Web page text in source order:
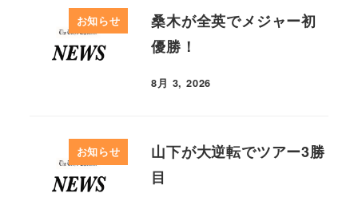
お知らせ
桑木が全英でメジャー初
優勝！
8月 3, 2026
お知らせ
山下が大逆転でツアー3勝
目